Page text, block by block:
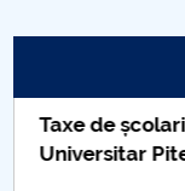
Proiect SU-ETIC
Biblioteca
Pitești